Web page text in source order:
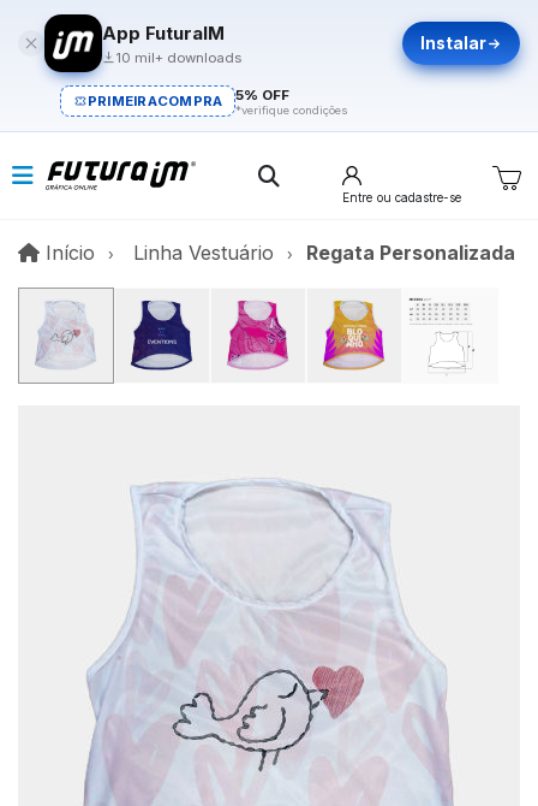
App FuturaIM
10 mil+ downloads
Instalar
PRIMEIRACOMPRA 5% OFF
*verifique condições
Entre ou cadastre-se
Início InícioLinha Vestuário Regata Personalizada